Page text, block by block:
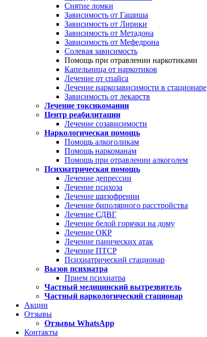
Снятие ломки
Зависимость от Гашиша
Зависимость от Лирики
Зависимость от Метадона
Зависимость от Мефедрона
Солевая зависимость
Помощь при отравлении наркотиками
Капельница от наркотиков
Лечение от спайса
Лечение наркозависимости в стационаре
Зависимость от лекарств
Лечение токсикомании
Центр реабилитации
Лечение созависимости
Наркологическая помощь
Помощь алкоголикам
Помощь наркоманам
Помощь при отравлении алкоголем
Психиатрическая помощь
Лечение депрессии
Лечение психоза
Лечение шизофрении
Лечение биполярного расстройства
Лечение СДВГ
Лечение белой горячки на дому
Лечение ОКР
Лечение панических атак
Лечение ПТСР
Психиатрический стационар
Вызов психиатра
Прием психиатра
Частный медицинский вытрезвитель
Частный наркологический стационар
Акции
Отзывы
Отзывы WhatsApp
Контакты